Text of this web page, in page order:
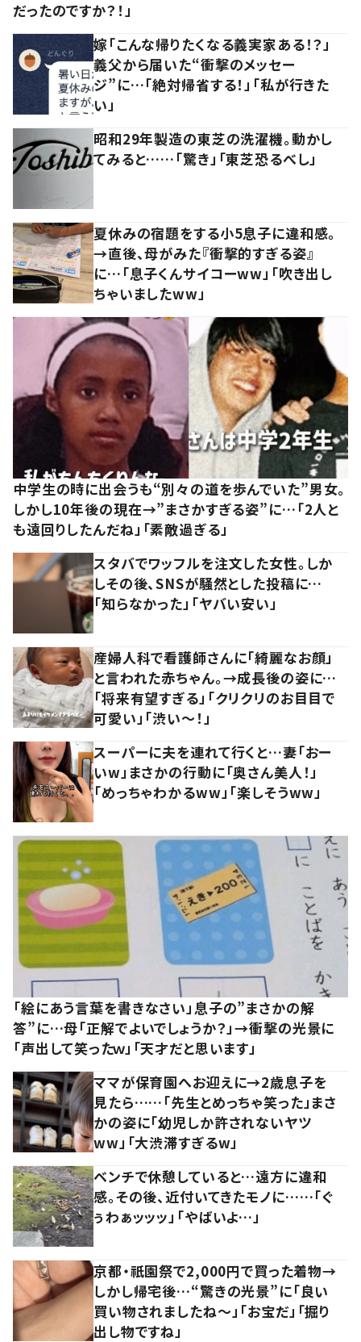
だったのですか？！」
嫁「こんな帰りたくなる義実家ある！？」
義父から届いた“衝撃のメッセー
ジ”に…「絶対帰省する！」「私が行きた
い」
昭和29年製造の東芝の洗濯機。動かし
てみると……「驚き」「東芝恐るべし」
夏休みの宿題をする小5息子に違和感。
→直後、母がみた『衝撃的すぎる姿』
に…「息子くんサイコーww」「吹き出し
ちゃいましたww」
中学生の時に出会うも“別々の道を歩んでいた”男女。
しかし10年後の現在→”まさかすぎる姿”に…「2人と
も遠回りしたんだね」「素敵過ぎる」
スタバでワッフルを注文した女性。しか
しその後、SNSが騒然とした投稿に…
「知らなかった」「ヤバい安い」
産婦人科で看護師さんに「綺麗なお顔」
と言われた赤ちゃん。→成長後の姿に…
「将来有望すぎる」「クリクリのお目目で
可愛い」「渋い～！」
スーパーに夫を連れて行くと…妻「おー
いw」まさかの行動に「奥さん美人！」
「めっちゃわかるww」「楽しそうww」
「絵にあう言葉を書きなさい」息子の”まさかの解
答”に…母「正解でよいでしょうか？」→衝撃の光景に
「声出して笑ったｗ」「天才だと思います」
ママが保育園へお迎えに→2歳息子を
見たら……「先生とめっちゃ笑った」まさ
かの姿に「幼児しか許されないヤツ
ww」「大渋滞すぎるw」
ベンチで休憩していると…遠方に違和
感。その後、近付いてきたモノに……「ぐ
ぅわぁッッッ」「やばいよ…」
京都・祇園祭で2,000円で買った着物→
しかし帰宅後…“驚きの光景”に「良い
買い物されましたね～」「お宝だ」「掘り
出し物ですね」